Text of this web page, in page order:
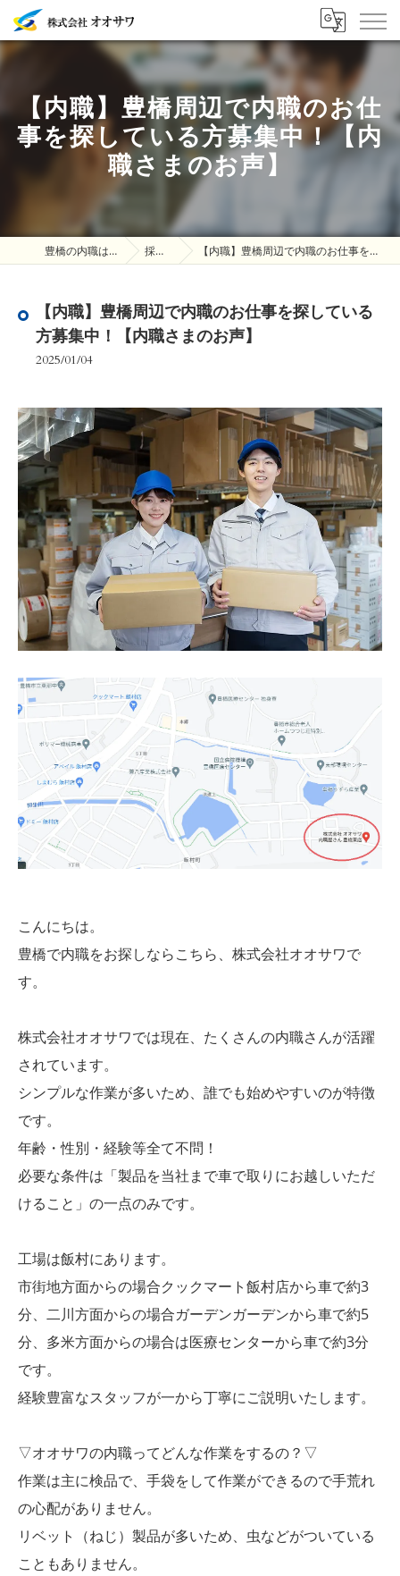
【内職】豊橋周辺で内職のお仕
事を探している方募集中！【内
職さまのお声】
豊橋の内職は株式会社オオサワ 採用ブログ 【内職】豊橋周辺で内職のお仕事を探している方募集中！【内職さまのお声】
【内職】豊橋周辺で内職のお仕事を探している
方募集中！【内職さまのお声】
2025/01/04
こんにちは。
豊橋で内職をお探しならこちら、株式会社オオサワで
す。
株式会社オオサワでは現在、たくさんの内職さんが活躍
されています。
シンプルな作業が多いため、誰でも始めやすいのが特徴
です。
年齢・性別・経験等全て不問！
必要な条件は「製品を当社まで車で取りにお越しいただ
けること」の一点のみです。
工場は飯村にあります。
市街地方面からの場合クックマート飯村店から車で約3
分、二川方面からの場合ガーデンガーデンから車で約5
分、多米方面からの場合は医療センターから車で約3分
です。
経験豊富なスタッフが一から丁寧にご説明いたします。
▽オオサワの内職ってどんな作業をするの？▽
作業は主に検品で、手袋をして作業ができるので手荒れ
の心配がありません。
リベット（ねじ）製品が多いため、虫などがついている
こともありません。